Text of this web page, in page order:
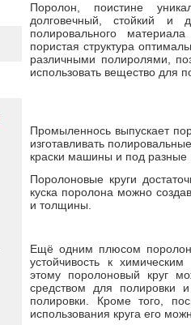
Поролон, поистине
долговечный, стойкий и
полировального
пористая структура
различными полиролями,
использовать вещество для
Промыленнось выпускает
изготавливать
краски машины и под разные
Поролоновые круги
куска поролона можно
и толщины.
Ещё одним плюсом
устойчивость к
этому поролоновый круг
средством для полировки
полировки. Кроме того,
использования круга его